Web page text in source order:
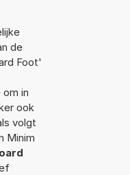
de
Foot'
in
ook
volgt
Minim